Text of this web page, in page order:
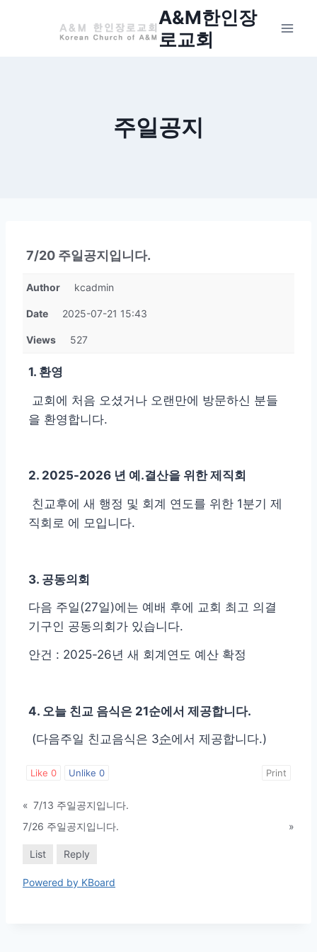
A&M한인장
로교회
주일공지
7/20 주일공지입니다.
Author kcadmin
Date 2025-07-21 15:43
Views 527
1. 환영
교회에 처음 오셨거나 오랜만에 방문하신 분들
을 환영합니다.
2. 2025-2026 년 예.결산을 위한 제직회
친교후에 새 행정 및 회계 연도를 위한 1분기 제
직회로 에 모입니다.
3. 공동의회
다음 주일(27일)에는 예배 후에 교회 최고 의결
기구인 공동의회가 있습니다.
안건 : 2025-26년 새 회계연도 예산 확정
4. 오늘 친교 음식은 21순에서 제공합니다.
(다음주일 친교음식은 3순에서 제공합니다.)
Like 0 Unlike 0 Print
« 7/13 주일공지입니다.
7/26 주일공지입니다.
»
List Reply
Powered by KBoard